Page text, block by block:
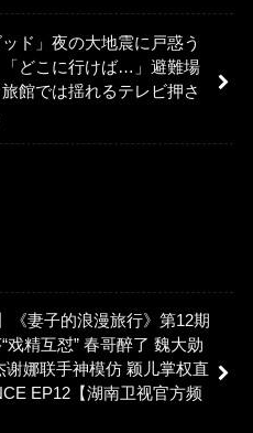
ッド」夜の大地震に戸惑う
どこに行けば…」避難場
館では揺れるテレビ押さ
《妻子的浪漫旅行》第12期
戏精互怼” 春哥醉了 魏大勋
谢娜联手神模仿 颖儿掌权直
EP12【湖南卫视官方频